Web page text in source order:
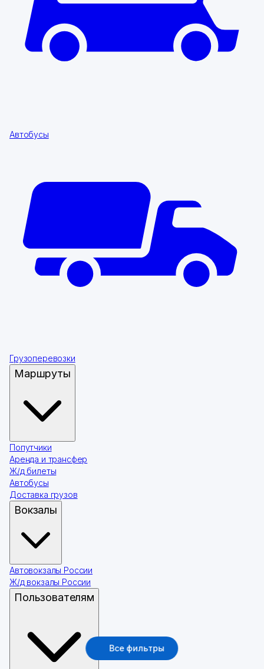
Все фильтры
Автобусы
Грузоперевозки
Маршруты
Попутчики
Аренда и трансфер
Ж/д билеты
Автобусы
Доставка грузов
Вокзалы
Автовокзалы России
Ж/д вокзалы России
Пользователям